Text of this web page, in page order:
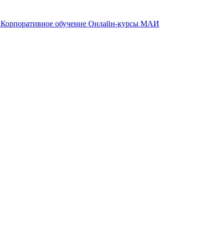
Корпоративное обучение Онлайн-курсы МАИ